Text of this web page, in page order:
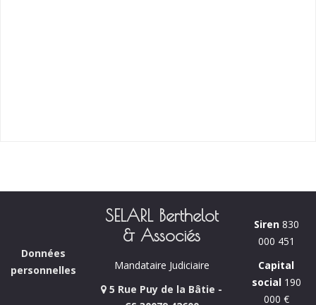
Données
personnelles
SELARL Berthelot
& Associés
Mandataire Judiciaire
5 Rue Puy de la Bâtie -
Siren830
000 451
Capital
social190
000 €